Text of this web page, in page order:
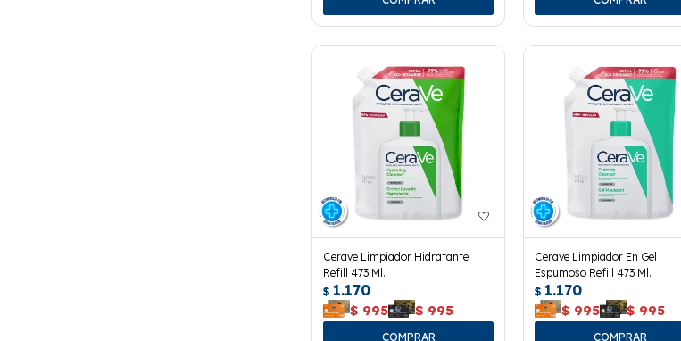
Cerave Limpiador Hidratante
Refill 473 Ml.
$ 1.170
$ 995 $ 995
Cerave Limpiador En Gel
Espumoso Refill 473 Ml.
$ 1.170
$ 995 $ 995